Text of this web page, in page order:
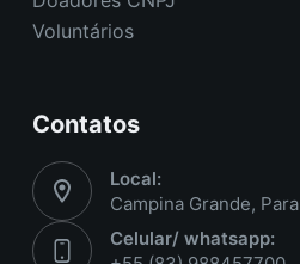
Voluntários
Contatos
Local:
Campina Grande,
Celular/ whatsapp: